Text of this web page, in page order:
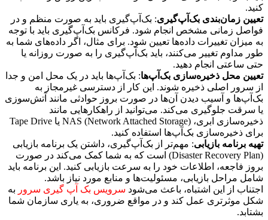
کنید.
تعیین زمان‌بندی بک‌آپ‌گیری: بک‌آپ‌گیری باید به صورت منظم و در
فواصل زمانی مشخص انجام شود. فرکانس بک‌آپ‌گیری باید با توجه
به میزان تغییرات داده‌ها تعیین شود. برای مثال، اگر داده‌های شما به
طور مداوم تغییر می‌کنند، باید بک‌آپ‌گیری را به صورت روزانه یا
حتی ساعتی انجام دهید.
تعیین محل ذخیره‌سازی بک‌آپ‌ها: بک‌آپ‌ها باید در یک محل امن و جدا
از سرور اصلی ذخیره شوند. این کار از دسترسی غیرمجاز به
بک‌آپ‌ها و آسیب دیدن آن‌ها در صورت بروز حوادثی مانند آتش‌سوزی
یا سرقت جلوگیری می‌کند. می‌توانید از راهکارهایی مانند
ذخیره‌سازی ابری، NAS (Network Attached Storage) یا Tape Drive
برای ذخیره‌سازی بک‌آپ‌ها استفاده کنید.
تهیه برنامه بازیابی: مهم‌تر از بک‌آپ‌گیری، داشتن یک برنامه بازیابی
(Disaster Recovery Plan) است که به شما کمک می‌کند در صورت
بروز فاجعه، اطلاعات خود را به سرعت بازیابی کنید. این برنامه باید
شامل مراحل بازیابی، مسئولیت‌ها و منابع مورد نیاز باشد.
اجتناب از این اشتباه، باعث می‌شود سرویس بک آپ گیری سرور به
شکل موثرتری عمل کند و در مواقع ضروری، به یاری سازمان شما
بشتابد.